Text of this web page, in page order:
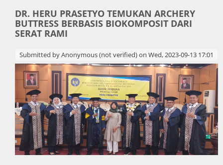
DR. HERU PRASETYO TEMUKAN ARCHERY
BUTTRESS BERBASIS BIOKOMPOSIT DARI
SERAT RAMI
Submitted byAnonymous (not verified)on Wed, 2023-09-13 17:01